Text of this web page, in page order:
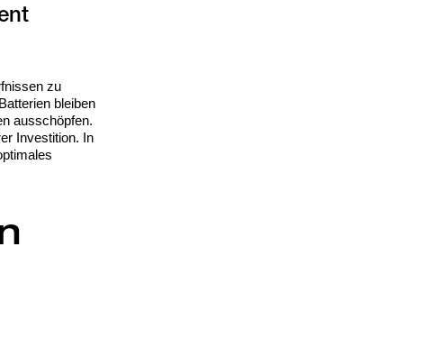
zu
bleiben
ausschöpfen.
Investition. In